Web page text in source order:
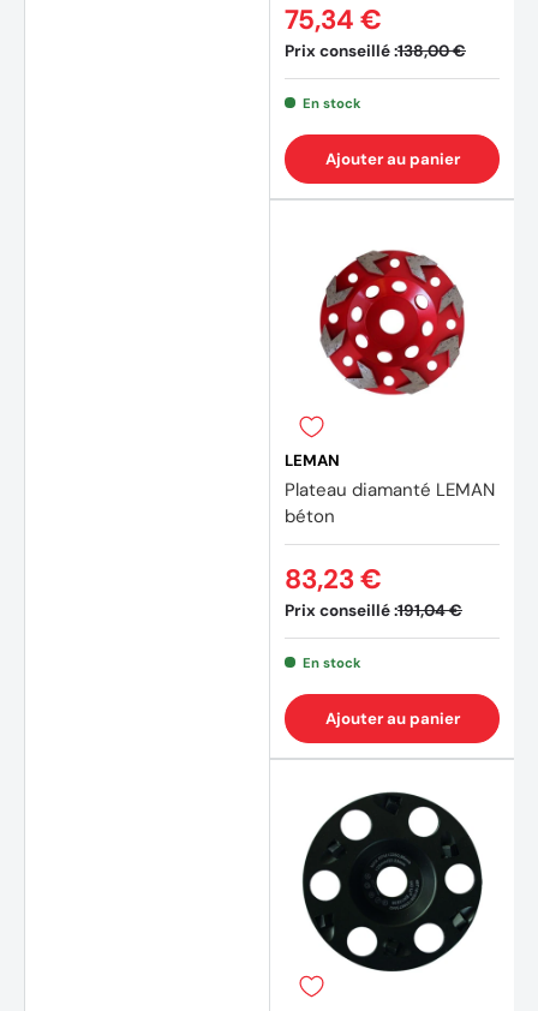
Prix conseillé :138,00 €
75,34 €
En stock
Ajouter au panier
LEMAN
Plateau diamanté LEMAN
béton
Prix conseillé :191,04 €
83,23 €
En stock
Ajouter au panier